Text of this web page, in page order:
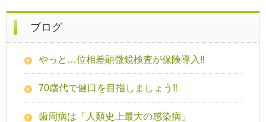
ブログ
やっと…位相差顕微鏡検査が保険導入‼
70歳代で健口を目指しましょう‼
歯周病は「人類史上最大の感染病」